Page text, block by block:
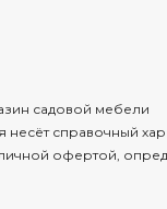
садовой мебели
справочный
офертой,